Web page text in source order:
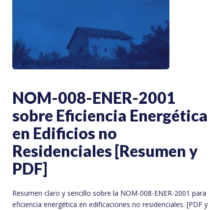
NOM-008-ENER-2001
sobre Eficiencia Energética
en Edificios no
Residenciales [Resumen y
PDF]
Resumen claro y sencillo sobre la NOM-008-ENER-2001 para
eficiencia energética en edificaciones no residenciales. [PDF y